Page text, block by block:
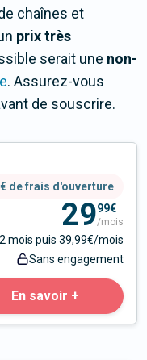
chaînes et
prix très
serait une non-
. Assurez-vous
de souscrire.
de frais d'ouverture
2999€
/mois
mois puis 39,99€/mois
Sans engagement
En savoir +